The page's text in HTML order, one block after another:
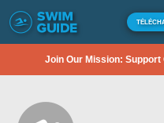
Join Our Mission: Support